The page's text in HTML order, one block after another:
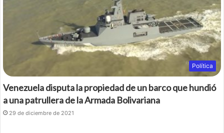
Política
Venezuela disputa la propiedad de un barco que hundió
a una patrullera de la Armada Bolivariana
29 de diciembre de 2021